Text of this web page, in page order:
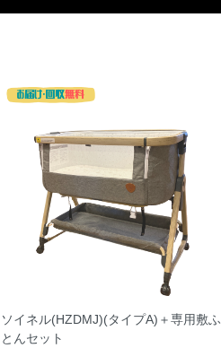
ソイネル(HZDMJ)(タイプA)＋専用敷ふ
とんセット